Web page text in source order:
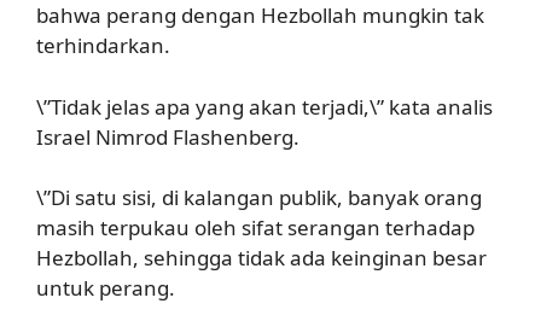
bahwa perang dengan Hezbollah mungkin tak
terhindarkan.
\”Tidak jelas apa yang akan terjadi,\” kata analis
Israel Nimrod Flashenberg.
\”Di satu sisi, di kalangan publik, banyak orang
masih terpukau oleh sifat serangan terhadap
Hezbollah, sehingga tidak ada keinginan besar
untuk perang.